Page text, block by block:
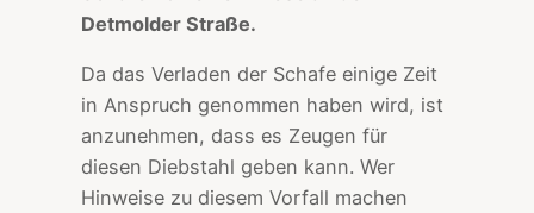
Detmolder Straße.
Da das Verladen der Schafe einige Zeit
in Anspruch genommen haben wird, ist
anzunehmen, dass es Zeugen für
diesen Diebstahl geben kann. Wer
Hinweise zu diesem Vorfall machen